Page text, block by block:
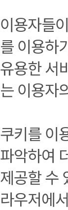
이용자들
를 이용하
유용한 서
는 이용자
쿠키를 이
파악하여
제공할 수
라우저에